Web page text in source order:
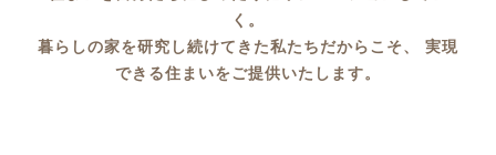
く。
暮らしの家を研究し続けてきた私たちだからこそ、
実現
できる住まいをご提供いたします。